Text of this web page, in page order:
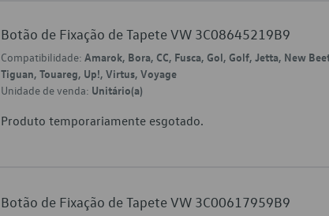
Botão de Fixação de Tapete VW 3C08645219B9
Compatibilidade: Amarok, Bora, CC, Fusca, Gol, Golf, Jetta, New
Tiguan, Touareg, Up!, Virtus, Voyage
Unidade de venda: Unitário(a)
Produto temporariamente esgotado.
Botão de Fixação de Tapete VW 3C00617959B9